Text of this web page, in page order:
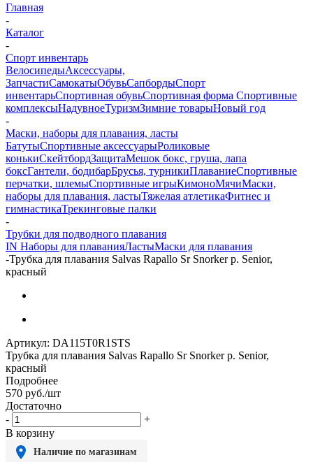
Главная
-
Каталог
-
Спорт инвентарь
ВелосипедыАксессуары,
ЗапчастиСамокатыОбувьСапбордыСпорт
инвентарьСпортивная обувьСпортивная форма Спортивные
комплексыНадувноеТуризмЗимние товарыНовый год
-
Маски, наборы для плавания, ласты
БатутыСпортивные аксессуарыРоликовые
конькиСкейтбордЗащитаМешок бокс, груша, лапа
боксГантели, бодибарБрусья, турникиПлаваниеСпортивные
перчатки, шлемыСпортивные игрыКимоноМячиМаски,
наборы для плавания, ластыТяжелая атлетикаФитнес и
гимнастикаТрекинговые палки
-
Трубки для подводного плавания
IN Наборы для плаванияЛастыМаски для плавания
-Трубка для плавания Salvas Rapallo Sr Snorker р. Senior,
красный
Артикул: DA115T0R1STS
Трубка для плавания Salvas Rapallo Sr Snorker р. Senior,
красный
Подробнее
570 руб./шт
Достаточно
-
+
В корзину
Наличие по магазинам